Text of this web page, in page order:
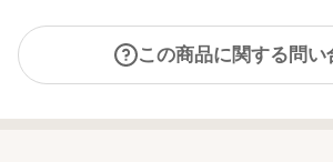
この商品に関する問い